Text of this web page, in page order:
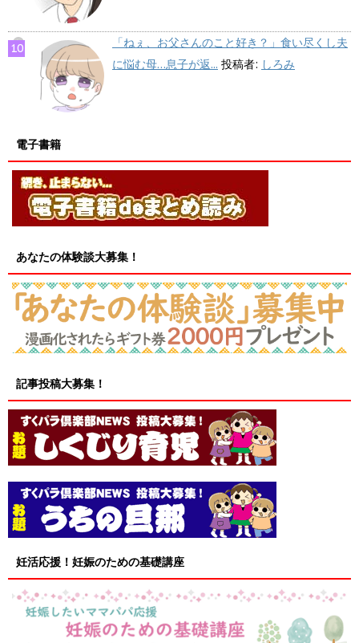
「ねぇ、お父さんのこと好き？」食い尽くし夫
に悩む母…息子が返... 投稿者: しろみ
電子書籍
あなたの体験談大募集！
記事投稿大募集！
妊活応援！妊娠のための基礎講座